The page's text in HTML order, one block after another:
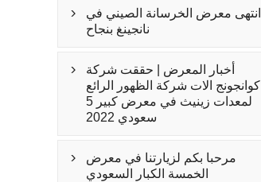

انتهى معرض الخرسانة الصيني في
نانجينغ بنجاح

أخبار المعرض | حققت شركة
كوانجونج الات شركة الظهور الرائع
لمعدات زينيث في معرض كبير 5
سعودي 2022

مرحبا بكم لزيارتنا في معرض
الخمسة الكبار السعودي